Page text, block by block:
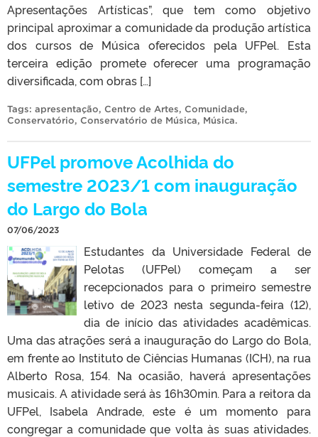
Apresentações Artísticas”, que tem como objetivo
principal aproximar a comunidade da produção artística
dos cursos de Música oferecidos pela UFPel. Esta
terceira edição promete oferecer uma programação
diversificada, com obras […]
Tags: apresentação, Centro de Artes, Comunidade,
Conservatório, Conservatório de Música, Música.
UFPel promove Acolhida do
semestre 2023/1 com inauguração
do Largo do Bola
07/06/2023
Estudantes da Universidade Federal de
Pelotas (UFPel) começam a ser
recepcionados para o primeiro semestre
letivo de 2023 nesta segunda-feira (12),
dia de início das atividades acadêmicas.
Uma das atrações será a inauguração do Largo do Bola,
em frente ao Instituto de Ciências Humanas (ICH), na rua
Alberto Rosa, 154. Na ocasião, haverá apresentações
musicais. A atividade será às 16h30min. Para a reitora da
UFPel, Isabela Andrade, este é um momento para
congregar a comunidade que volta às suas atividades.